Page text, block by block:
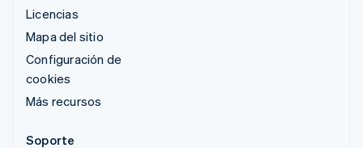
Licencias
Mapa del sitio
Configuración de
cookies
Más recursos
Soporte